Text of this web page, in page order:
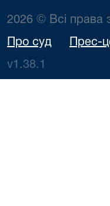
2026 © Всі права
Про суд Прес-
v1.38.1